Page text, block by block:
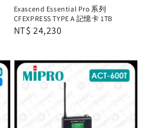
Exascend Essential Pro 系列
CFEXPRESS TYPE A 記憶卡 1TB
Regular
NT$ 24,230